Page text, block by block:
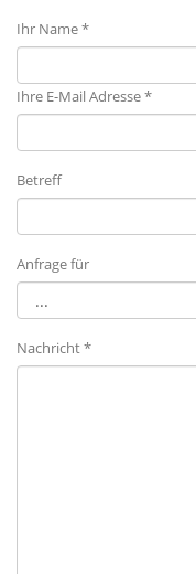
Ihr Name *
Ihre E-Mail Adresse *
Betreff
Anfrage für
Nachricht *